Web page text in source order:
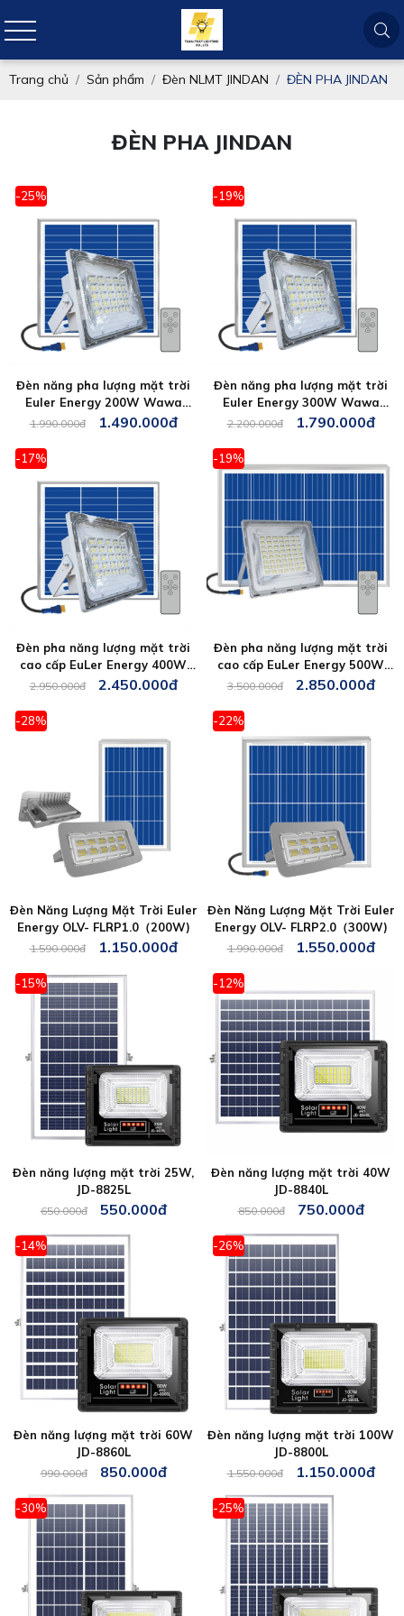
Trang chủ Sản phẩm Đèn NLMT JINDAN ĐÈN PHA JINDAN
ĐÈN PHA JINDAN
-25%
Đèn năng pha lượng mặt trời
Euler Energy 200W Wawa
Light 3.0
1.990.000đ 1.490.000đ
-19%
Đèn năng pha lượng mặt trời
Euler Energy 300W Wawa
Light 4.0
2.200.000đ 1.790.000đ
-17%
Đèn pha năng lượng mặt trời
cao cấp EuLer Energy 400W
Wawa Light 5.0
2.950.000đ 2.450.000đ
-19%
Đèn pha năng lượng mặt trời
cao cấp EuLer Energy 500W
Wawa Light 6.0
3.500.000đ 2.850.000đ
-28%
Đèn Năng Lượng Mặt Trời Euler
Energy OLV- FLRP1.0（200W)
1.590.000đ 1.150.000đ
-22%
Đèn Năng Lượng Mặt Trời Euler
Energy OLV- FLRP2.0（300W)
1.990.000đ 1.550.000đ
-15%
Đèn năng lượng mặt trời 25W,
JD-8825L
650.000đ 550.000đ
-12%
Đèn năng lượng mặt trời 40W
JD-8840L
850.000đ 750.000đ
-14%
Đèn năng lượng mặt trời 60W
JD-8860L
990.000đ 850.000đ
-26%
Đèn năng lượng mặt trời 100W
JD-8800L
1.550.000đ 1.150.000đ
-30% -25%